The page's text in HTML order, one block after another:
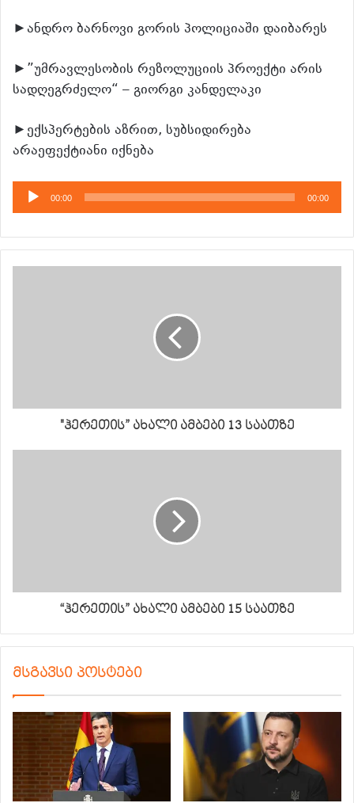
►ანდრო ბარნოვი გორის პოლიციაში დაიბარეს
►”უმრავლესობის რეზოლუციის პროექტი არის
სადღეგრძელო“ – გიორგი კანდელაკი
►ექსპერტების აზრით, სუბსიდირება
არაეფექტიანი იქნება
აუდიო
დამკვრელი
00:00 00:00
"ჰერეთის” ახალი ამბები 13 საათზე
“ჰერეთის” ახალი ამბები 15 საათზე
მსგავსი პოსტები